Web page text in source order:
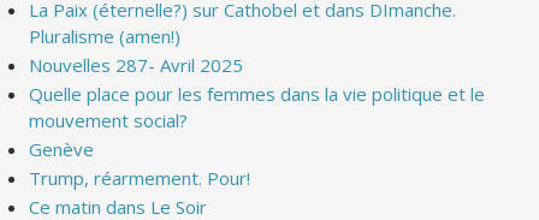
La Paix (éternelle?) sur Cathobel et dans DImanche.
Pluralisme (amen!)
Nouvelles 287- Avril 2025
Quelle place pour les femmes dans la vie politique et le
mouvement social?
Genève
Trump, réarmement. Pour!
Ce matin dans Le Soir